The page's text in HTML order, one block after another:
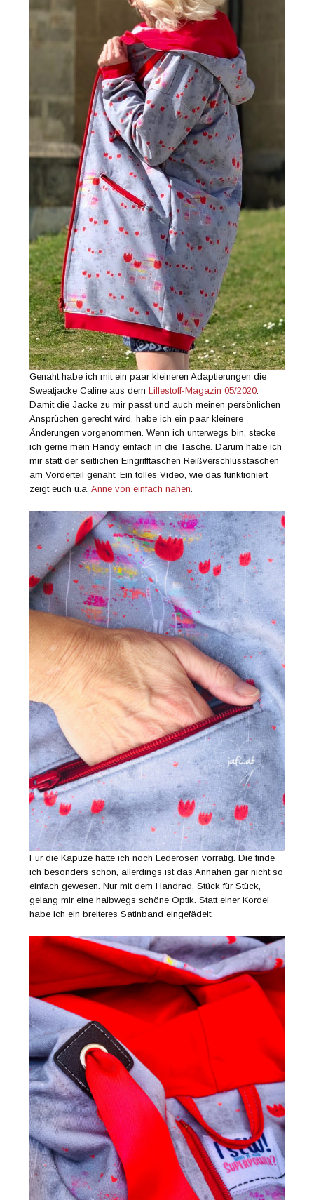
Genäht habe ich mit ein paar kleineren Adaptierungen die
Sweatjacke Caline aus demLillestoff-Magazin 05/2020.
Damit die Jacke zu mir passt und auch meinen persönlichen
Ansprüchen gerecht wird, habe ich ein paar kleinere
Änderungen vorgenommen. Wenn ich unterwegs bin, stecke
ich gerne mein Handy einfach in die Tasche. Darum habe ich
mir statt der seitlichen Eingrifftaschen Reißverschlusstaschen
am Vorderteil genäht. Ein tolles Video, wie das funktioniert
zeigt euch u.a.Anne von einfach nähen.
Für die Kapuze hatte ich noch Lederösen vorrätig. Die finde
ich besonders schön, allerdings ist das Annähen gar nicht so
einfach gewesen. Nur mit dem Handrad, Stück für Stück,
gelang mir eine halbwegs schöne Optik. Statt einer Kordel
habe ich ein breiteres Satinband eingefädelt.